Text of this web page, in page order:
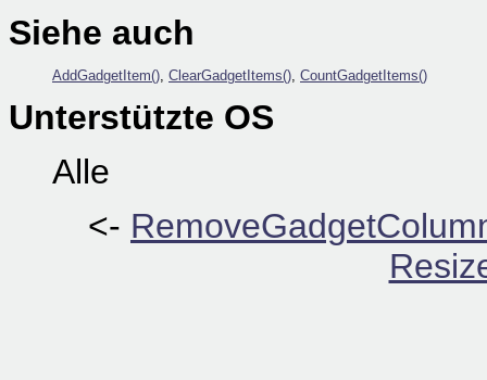
Siehe auch
AddGadgetItem(), ClearGadgetItems(), CountGadgetItems()
Unterstützte OS
Alle
<-